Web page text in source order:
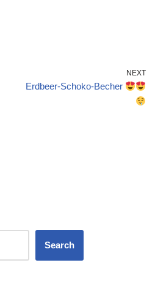
NEXT
Erdbeer-Schoko-Becher
Search